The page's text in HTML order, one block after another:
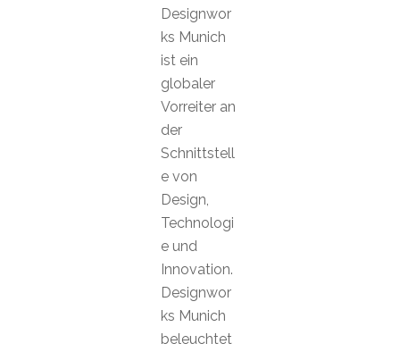
Designwor
ks Munich
ist ein
globaler
Vorreiter an
der
Schnittstell
e von
Design,
Technologi
e und
Innovation.
Designwor
ks Munich
beleuchtet